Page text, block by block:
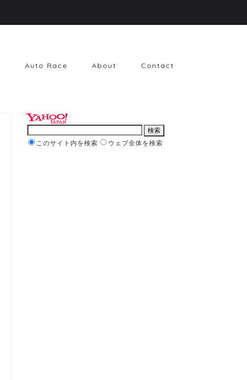
Auto Race About Contact
このサイト内を検索 ウェブ全体を検索